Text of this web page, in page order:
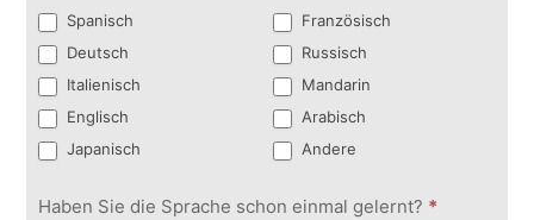
Spanisch
Französisch
Deutsch
Russisch
Italienisch
Mandarin
Englisch
Arabisch
Japanisch
Andere
Haben Sie die Sprache schon einmal gelernt? *